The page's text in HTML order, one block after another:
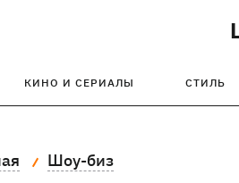
КИНО И СЕРИАЛЫ СТИЛЬ
Шоу-биз